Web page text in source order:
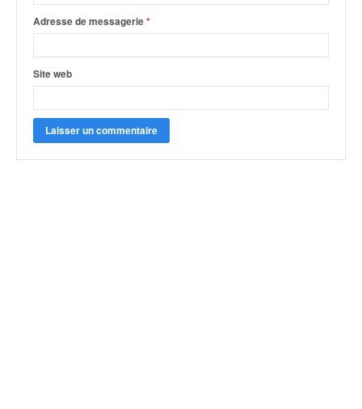
Adresse de messagerie*
Site web